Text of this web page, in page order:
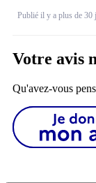
Publié il y a plus de 30
Votre avis
Qu'avez-vous